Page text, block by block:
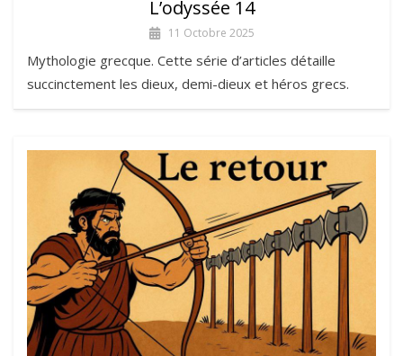
L’odyssée 14
11 Octobre 2025
Mythologie grecque. Cette série d’articles détaille
succinctement les dieux, demi-dieux et héros grecs.